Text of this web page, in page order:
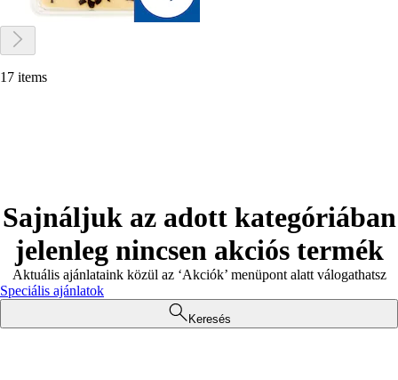
17 items
Sajnáljuk az adott kategóriában
jelenleg nincsen akciós termék
Aktuális ajánlataink közül az ‘Akciók’ menüpont alatt válogathatsz
Speciális ajánlatok
Keresés